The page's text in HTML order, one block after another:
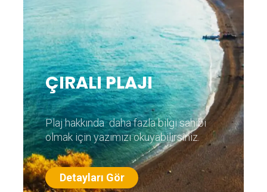
ÇIRALI PLAJI
Plaj hakkında daha fazla bilgi sahibi
olmak için yazımızı okuyabilirsiniz.
Detayları Gör